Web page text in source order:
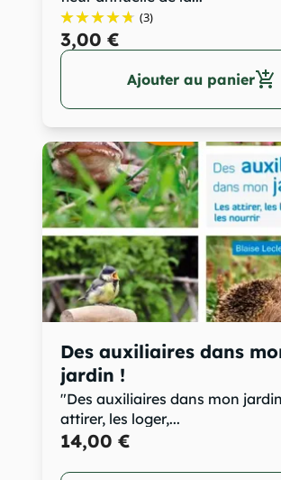
(3)
3,00 €
Ajouter au panieradd_shopping_cart
Des auxiliaires dans
jardin !
"Des auxiliaires dans mon
attirer, les loger,...
14,00 €